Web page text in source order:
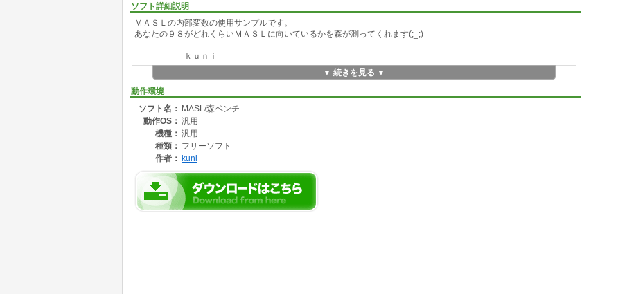
ソフト詳細説明
ＭＡＳＬの内部変数の使用サンプルです。
あなたの９８がどれくらいＭＡＳＬに向いているかを森が測ってくれます(;_;)
ｋｕｎｉ
こういうベンチマークが一般化したら嫌ですね…。（絶対に無いけど(^^;）
新型の９８が出るとコンピュータ誌に「森：ｘｘ枚」とかいうデータが載ったり、
新しいゲームが出ると「あのゲーム、キャラがけっこう激しく動くから、森がｘｘ枚
以上のマシンじゃないと辛いかもね」みたいな会話をしたりとか。
▼ 続きを見る ▼
動作環境
ソフト名： MASL/森ベンチ
動作OS： 汎用
機種： 汎用
種類： フリーソフト
作者： kuni